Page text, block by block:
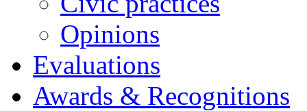
Opinions
Evaluations
Awards & Recognitions